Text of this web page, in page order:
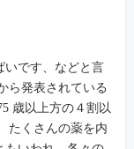
いです、などと言
ら発表されている
歳以上方の４割以
たくさんの薬を内